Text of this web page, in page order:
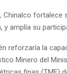
Chinalco fortalece
y amplía su
reforzaría la
Minero del